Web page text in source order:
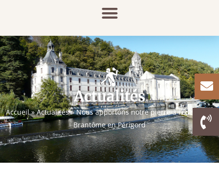
Actualités
Accueil»Actualités»Nous apportons notre pierre à l’édifice de
Brantôme en Périgord